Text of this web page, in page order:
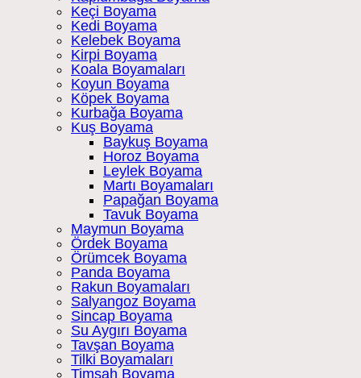
Keçi Boyama
Kedi Boyama
Kelebek Boyama
Kirpi Boyama
Koala Boyamaları
Koyun Boyama
Köpek Boyama
Kurbağa Boyama
Kuş Boyama
Baykuş Boyama
Horoz Boyama
Leylek Boyama
Martı Boyamaları
Papağan Boyama
Tavuk Boyama
Maymun Boyama
Ördek Boyama
Örümcek Boyama
Panda Boyama
Rakun Boyamaları
Salyangoz Boyama
Sincap Boyama
Su Aygırı Boyama
Tavşan Boyama
Tilki Boyamaları
Timsah Boyama